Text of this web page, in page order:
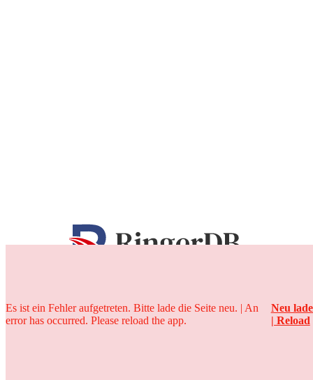
25 Jahre
Es ist ein Fehler aufgetreten. Bitte lade die Seite neu. | An
error has occurred. Please reload the app.
Neu
| Reload